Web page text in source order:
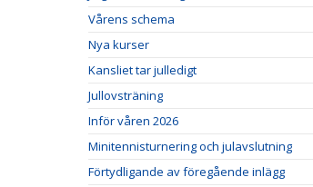
Vårens schema
Nya kurser
Kansliet tar julledigt
Jullovsträning
Inför våren 2026
Minitennisturnering och julavslutning
Förtydligande av föregående inlägg